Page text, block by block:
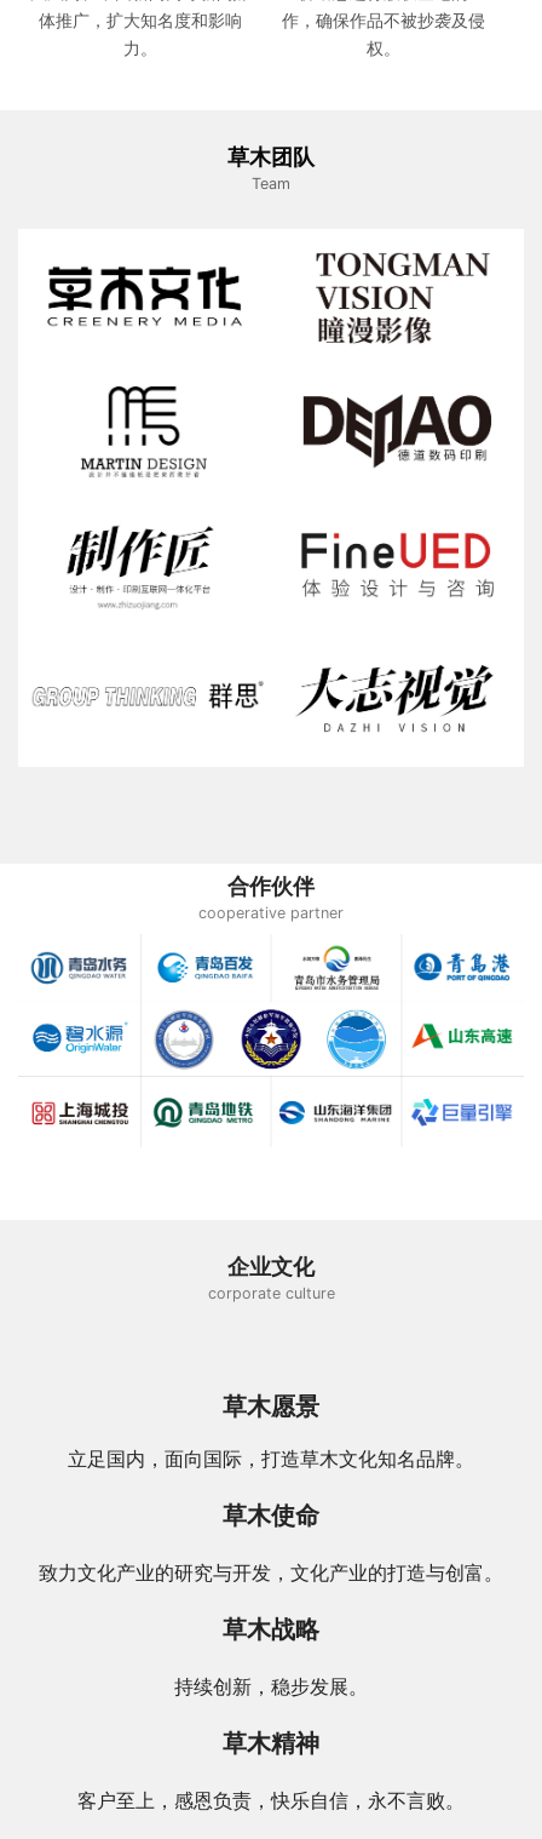
体推广，扩大知名度和影响
力。
作，确保作品不被抄袭及侵
权。
草木团队
Team
合作伙伴
cooperative partner
企业文化
corporate culture
草木愿景
立足国内，面向国际，打造草木文化知名品牌。
草木使命
致力文化产业的研究与开发，文化产业的打造与创富。
草木战略
持续创新，稳步发展。
草木精神
客户至上，感恩负责，快乐自信，永不言败。